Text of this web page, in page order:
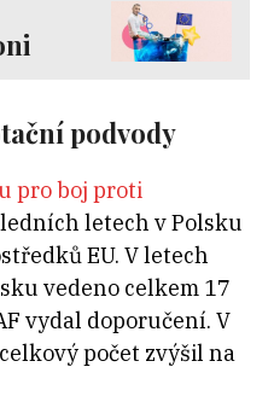
podvody
pro boj proti
letech v Polsku
EU. V letech
vedeno celkem 17
vydal doporučení. V
počet zvýšil na